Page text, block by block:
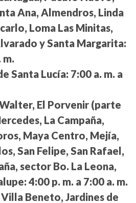
Ana, Almendros, Linda
Loma Las Minitas,
y Santa Margarita:
m.
Santa Lucía: 7:00 a. m. a
El Porvenir (parte
La Campaña,
Maya Centro, Mejía,
San Felipe, San Rafael,
sector Bo. La Leona,
4:00 p. m. a 7:00 a. m.
Beneto, Jardines de